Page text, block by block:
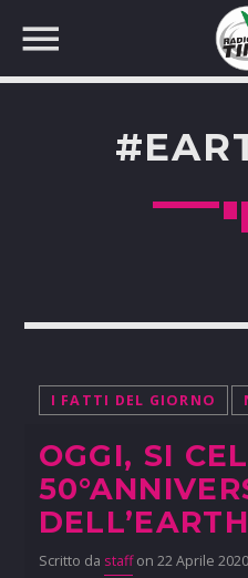
I FATTI DEL GIORNO
OGGI, SI
Scritto da staffon 22 Aprile 2020